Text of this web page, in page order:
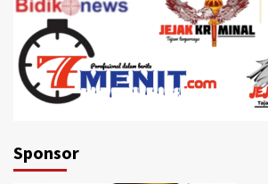
Sponsor